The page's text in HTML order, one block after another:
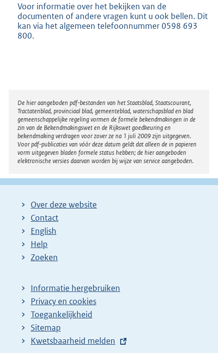
:
k
:
l
i
n
e
l
i
Voor informatie over het bekijken van de
documenten of andere vragen kunt u ook bellen. Dit
kan via het algemeen telefoonnummer 0598 693
800.
Disclaimer
De hier aangeboden pdf-bestanden van het Staatsblad, Staatscourant,
Tractatenblad, provinciaal blad, gemeenteblad, waterschapsblad en blad
gemeenschappelijke regeling vormen de formele bekendmakingen in de
zin van de Bekendmakingswet en de Rijkswet goedkeuring en
bekendmaking verdragen voor zover ze na 1 juli 2009 zijn uitgegeven.
Voor pdf-publicaties van vóór deze datum geldt dat alleen de in papieren
vorm uitgegeven bladen formele status hebben; de hier aangeboden
elektronische versies daarvan worden bij wijze van service aangeboden.
Over deze website
Contact
English
Help
Zoeken
Informatie hergebruiken
Privacy en cookies
Toegankelijkheid
Sitemap
E
Kwetsbaarheid melden